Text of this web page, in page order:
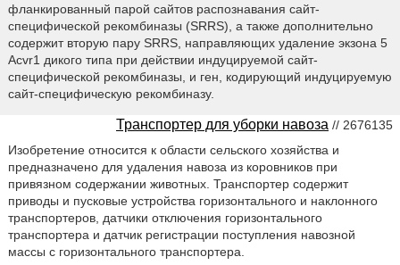
фланкированный парой сайтов распознавания сайт-
специфической рекомбиназы (SRRS), а также дополнительно
содержит вторую пару SRRS, направляющих удаление экзона 5
Acvr1 дикого типа при действии индуцируемой сайт-
специфической рекомбиназы, и ген, кодирующий индуцируемую
сайт-специфическую рекомбиназу.
Транспортер для уборки навоза // 2676135
Изобретение относится к области сельского хозяйства и
предназначено для удаления навоза из коровников при
привязном содержании животных. Транспортер содержит
приводы и пусковые устройства горизонтального и наклонного
транспортеров, датчики отключения горизонтального
транспортера и датчик регистрации поступления навозной
массы с горизонтального транспортера.